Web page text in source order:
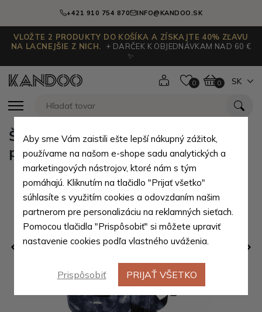
+421 910 754 870 INFO@KANDOO.SK
VLOŽTE 2 PRODUKTY DO KOŠÍKA A ZÍSKAJTE 40% ZĽAVU
NA LACNEJŠIE Z NICH.
+ DARČEK K OBJEDNÁVKAM NAD 60 €
✨
0 0 SK
Šedomodrý moderný batoh s USB
portom Acxa
Aby sme Vám zaistili ešte lepší nákupný zážitok,
používame na našom e-shope sadu analytických a
marketingových nástrojov, ktoré nám s tým
pomáhajú. Kliknutím na tlačidlo "Prijať všetko"
súhlasíte s využitím cookies a odovzdaním našim
partnerom pre personalizáciu na reklamných sieťach.
Pomocou tlačidla "Prispôsobiť" si môžete upraviť
nastavenie cookies podľa vlastného uváženia.
Prispôsobiť PRIJAŤ VŠETKO